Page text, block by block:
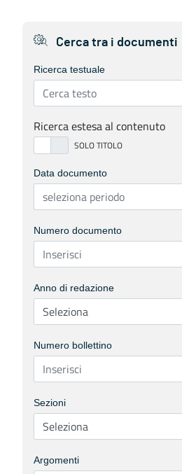
Cerca tra i documenti
Ricerca testuale
Ricerca estesa al contenuto
Data documento
Numero documento
Anno di redazione
Numero bollettino
Sezioni
Argomenti